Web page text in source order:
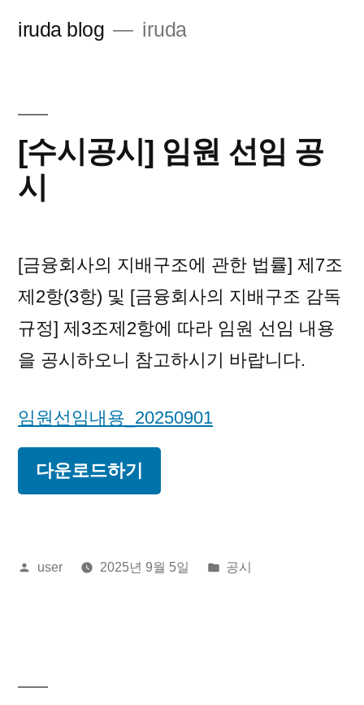
iruda blog iruda
[수시공시] 임원 선임 공
시
[금융회사의 지배구조에 관한 법률] 제7조
제2항(3항) 및 [금융회사의 지배구조 감독
규정] 제3조제2항에 따라 임원 선임 내용
을 공시하오니 참고하시기 바랍니다.
임원선임내용_20250901
다운로드하기
올
user 2025년 9월 5일
게
공시